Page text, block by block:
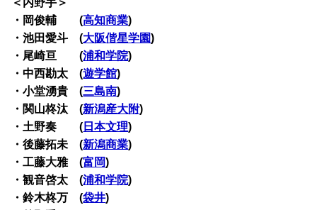
＜内野手＞
・岡俊輔 (高知商業)
・池田愛斗 (大阪偕星学園)
・尾崎亘 (浦和学院)
・中西勘太 (遊学館)
・小堂湧貴 (三島南)
・関山柊汰 (新潟産大附)
・土野奏 ( 日本文理)
・後藤拓未 (新潟商業)
・工藤大雅 (富岡)
・観音啓太 (浦和学院)
・鈴木柊万 (袋井)